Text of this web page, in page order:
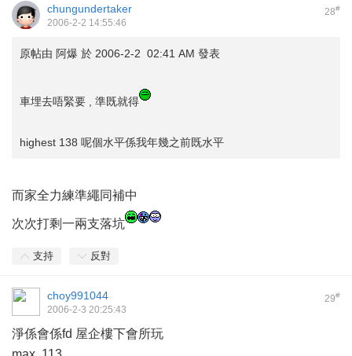
28#
chungundertaker
2006-2-2 14:55:46
原帖由 阿爆 於 2006-2-2 02:41 AM 發表
車埋去唔緊要 , 準既就得
highest 138 呢個水平係我年幾之前既水平
而家全力練準繩同補中
次次打剩一兩支落坑
支持 反對
29#
choy991044
2006-2-3 20:25:43
淨係會係fd 屋企樓下會所玩